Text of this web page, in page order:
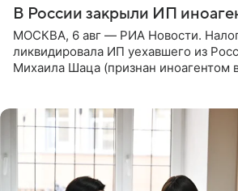
В России закрыли ИП
МОСКВА, 6 авг — РИА Новости.
ликвидировала ИП уехавшего из
Михаила Шаца (признан иноагентом